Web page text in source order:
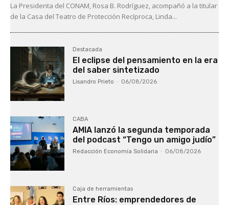
La Presidenta del CONAM, Rosa B. Rodríguez, acompañó a la titular
de la Casa del Teatro de Protección Recíproca, Linda...
Destacada
El eclipse del pensamiento en la era
del saber sintetizado
Lisandro Prieto - 06/08/2026
CABA
AMIA lanzó la segunda temporada
del podcast “Tengo un amigo judío”
Redacción Economía Solidaria - 06/08/2026
Caja de herramientas
Entre Ríos: emprendedores de